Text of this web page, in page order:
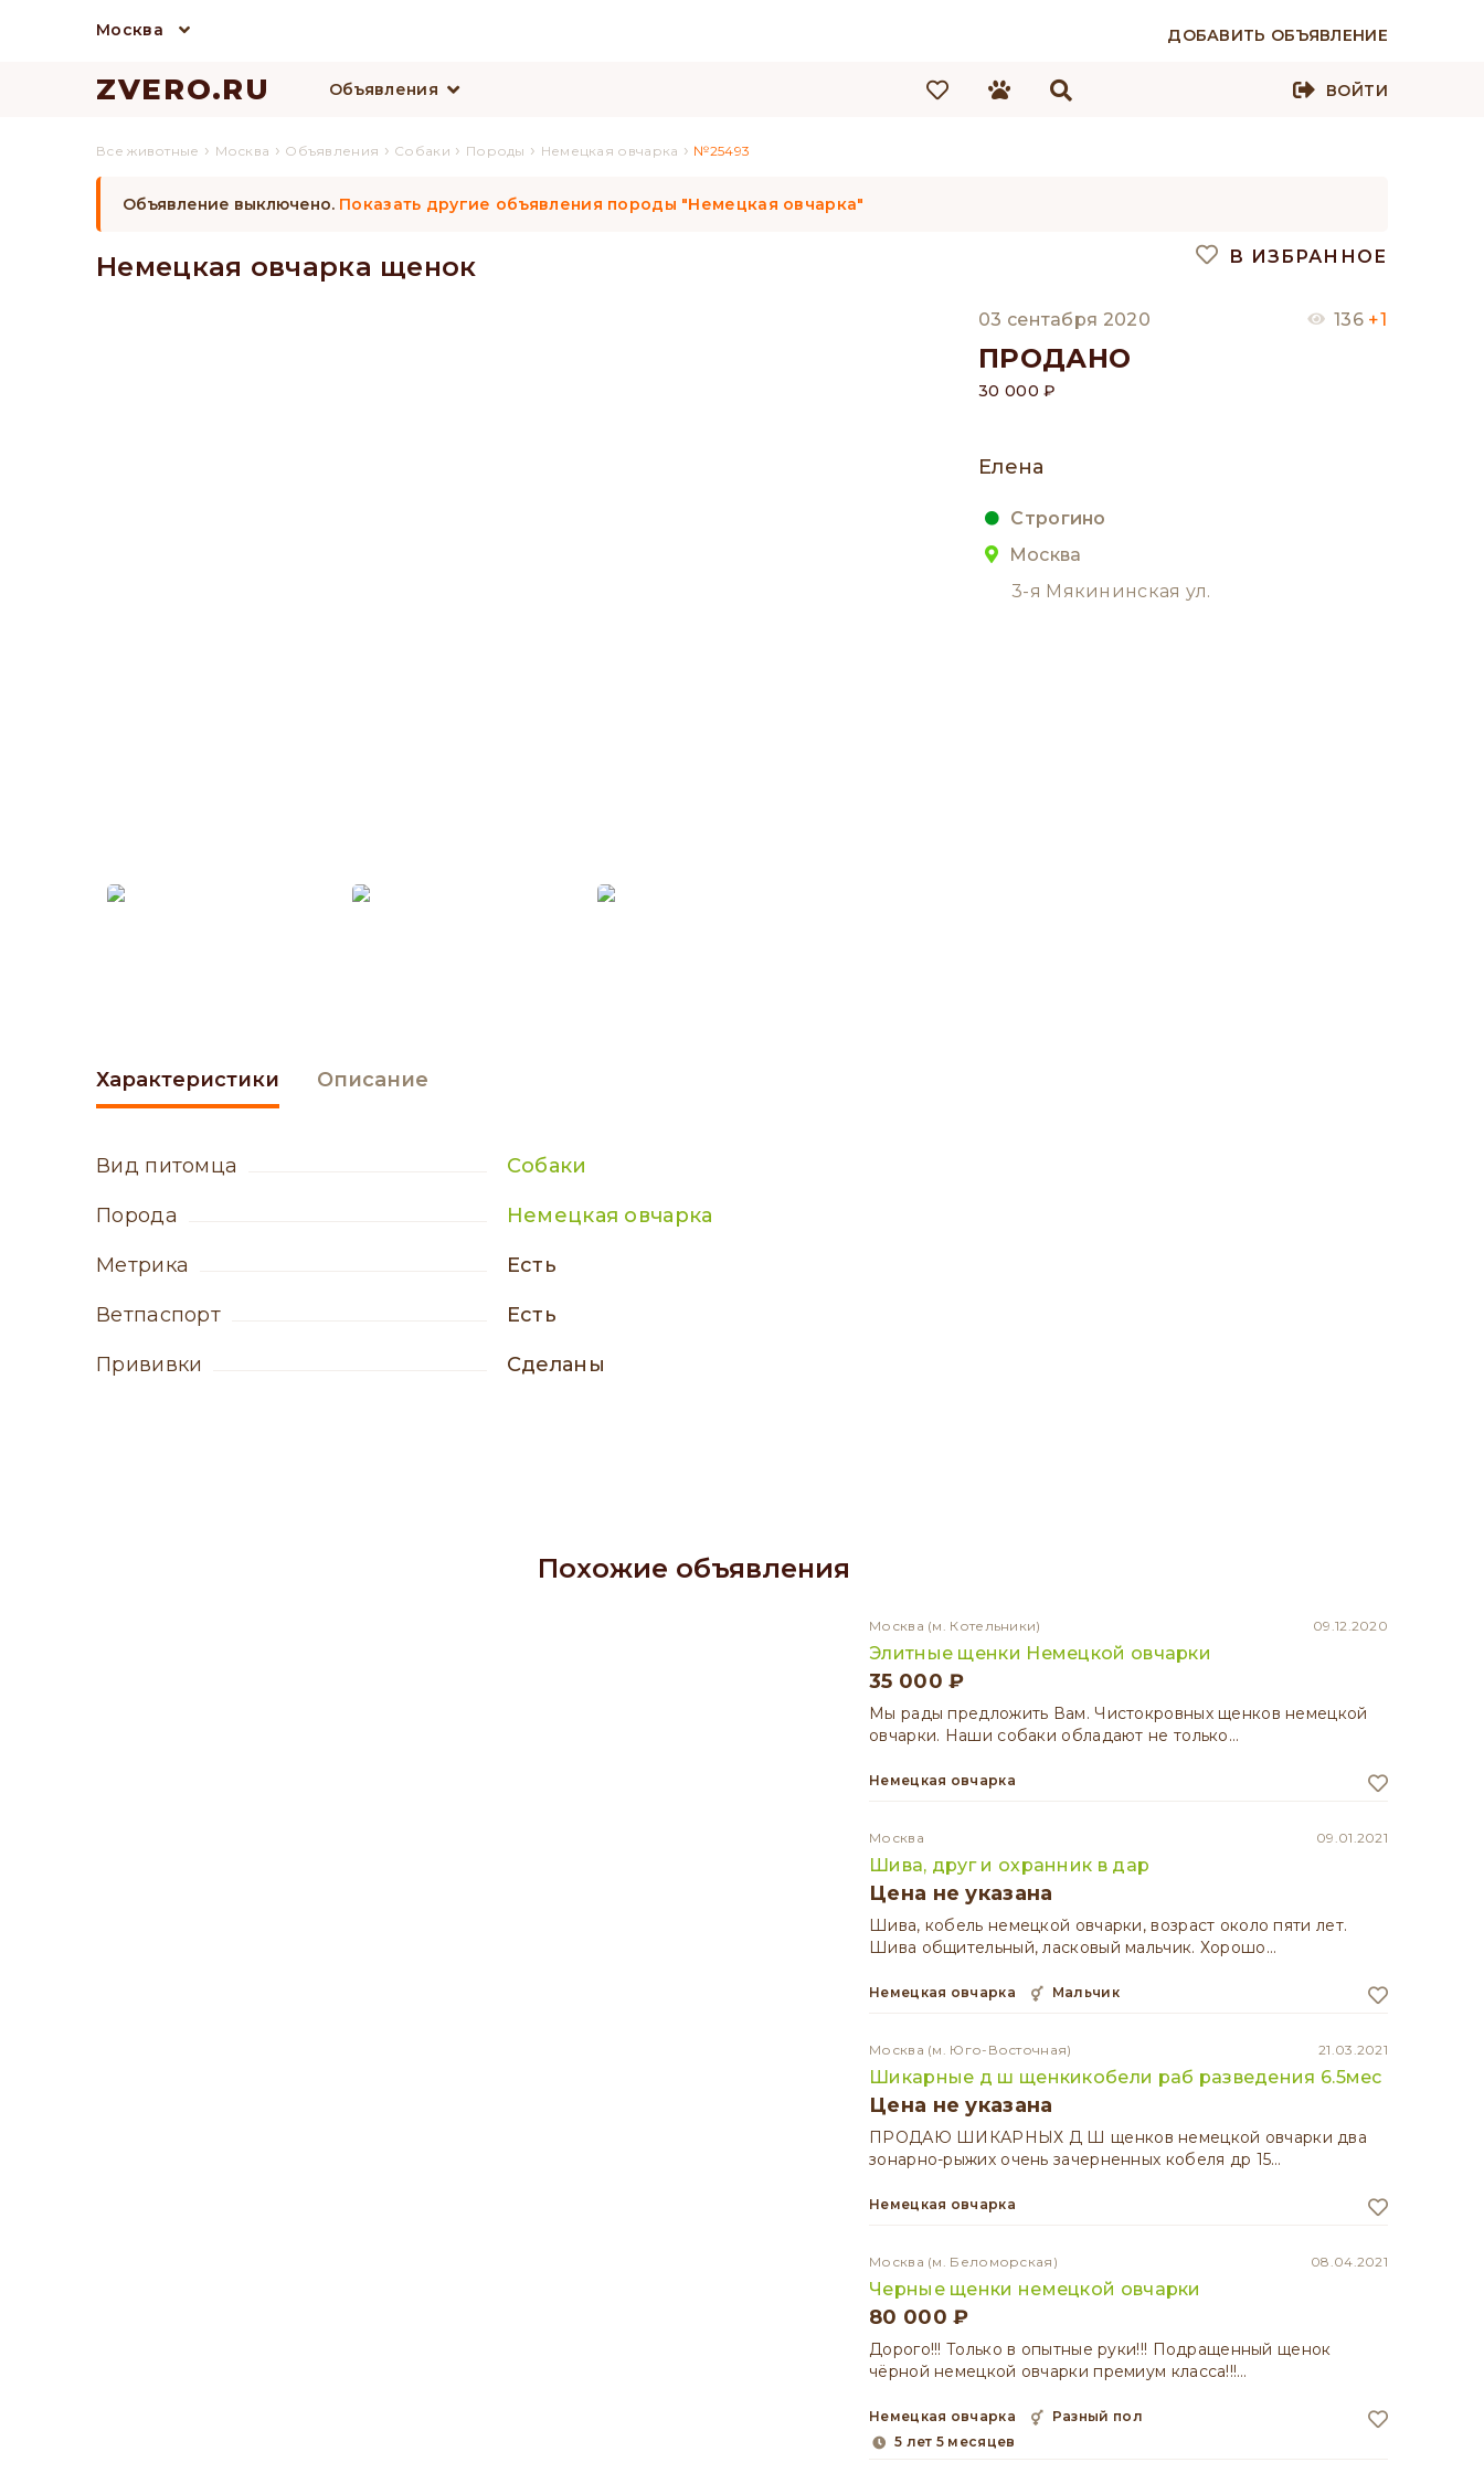
Москва ДОБАВИТЬ ОБЪЯВЛЕНИЕ
ZVERO.RU Объявления ВОЙТИ
Все животные › Москва › Объявления › Собаки › Породы › Немецкая овчарка › №25493
Объявление выключено. Показать другие объявления породы "Немецкая овчарка"
Немецкая овчарка щенок
Характеристики
вид питомца Собаки
порода Немецкая овчарка
метрика есть
ветпаспорт есть
прививки сделаны
Описание
В ИЗБРАННОЕ
03 сентабря 2020 136 +1
ПРОДАНО
30 000 ₽
Елена
Строгино
Москва
3-я Мякининская ул.
Похожие объявления
Москва (м. Котельники) 09.12.2020
Элитные щенки Немецкой овчарки
35 000 ₽
Мы рады предложить Вам. Чистокровных щенков немецкой
овчарки. Наши собаки обладают не только…
Немецкая овчарка
Москва 09.01.2021
Шива, друг и охранник в дар
Цена не указана
Шива, кобель немецкой овчарки, возраст около пяти лет.
Шива общительный, ласковый мальчик. Хорошо…
Немецкая овчарка мальчик
Москва (м. Юго-Восточная) 21.03.2021
Шикарные д ш щенкикобели раб разведения 6.5мес
Цена не указана
ПРОДАЮ ШИКАРНЫХ Д Ш щенков немецкой овчарки два
зонарно-рыжих очень зачерненных кобеля др 15…
Немецкая овчарка
Москва (м. Беломорская) 08.04.2021
Черные щенки немецкой овчарки
80 000 ₽
Дорого!!! Только в опытные руки!!! Подращенный щенок
чёрной немецкой овчарки премиум класса!!!…
Немецкая овчарка
разный пол
5 лет 5 месяцев